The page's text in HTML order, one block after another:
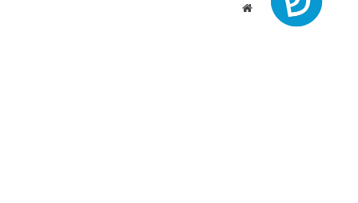
Website